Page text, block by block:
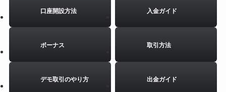
口座開設方法 入金ガイド
ボーナス 取引方法
デモ取引のやり方 出金ガイド